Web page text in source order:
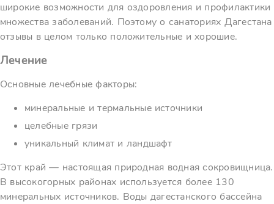
широкие возможности для оздоровления и профилактики
множества заболеваний. Поэтому о санаториях Дагестана
отзывы в целом только положительные и хорошие.
Лечение
Основные лечебные факторы:
минеральные и термальные источники
целебные грязи
уникальный климат и ландшафт
Этот край — настоящая природная водная сокровищница.
В высокогорных районах используется более 130
минеральных источников. Воды дагестанского бассейна